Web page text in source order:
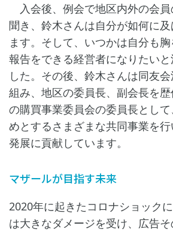
入会後、例会で地区内外の会員
聞き、鈴木さんは自分が如何に
ます。そして、いつかは自分も
報告をできる経営者になりたい
した。その後、鈴木さんは同友
組み、地区の委員長、副会長を
の購買事業委員会の委員長として
めとするさまざまな共同事業を
発展に貢献しています。
マザールが目指す未来
2020年に起きたコロナショック
は大きなダメージを受け、広告